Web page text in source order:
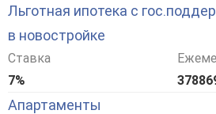
Льготная ипотека с
в новостройке
Ставка
7%
Апартаменты